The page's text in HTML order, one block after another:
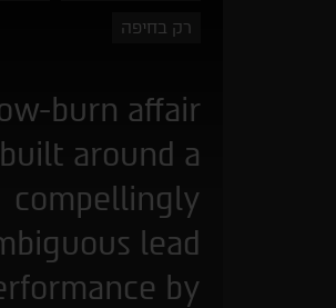
רק בחיפה
burn affair
built around a
compellingly
lead
by